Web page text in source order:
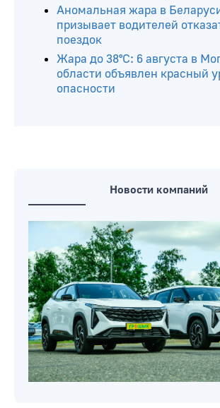
Аномальная жара в
призывает водителей
поездок
Жара до 38°С: 6 августа в
области объявлен красный
опасности
Новости компаний